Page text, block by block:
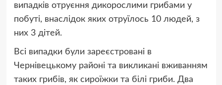
випадків отруєння дикорослими грибами у
побуті, внаслідок яких отруїлось 10 людей, з
них 3 дітей.
Всі випадки були зареєстровані в
Чернівецькому районі та викликані вживанням
таких грибів, як сироїжки та білі гриби. Два